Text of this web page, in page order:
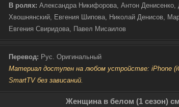
любимой женщине
чувства становятся
смогут строить
В ролях: Александра Никифорова, Антон Денисенко,
Хвошнянский, Евгения Шипова, Николай Денисов,
Евгения Свиридова, Павел Мисаилов
Перевод: Рус. Оригинальный
Материал доступен на любом устройстве: iPhone
SmartTV без зависаний.
Женщина в белом (1 сезон)